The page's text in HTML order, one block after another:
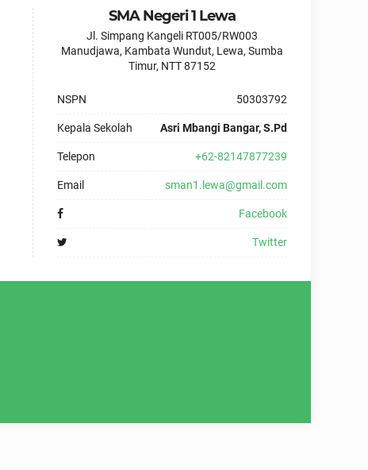
SMA Negeri 1 Lewa
Jl. Simpang Kangeli RT005/RW003
Manudjawa, Kambata Wundut, Lewa, Sumba
Timur, NTT 87152
NSPN 50303792
Kepala Sekolah Asri Mbangi Bangar, S.Pd
Telepon +62-82147877239
Email sman1.lewa@gmail.com
Facebook
Twitter